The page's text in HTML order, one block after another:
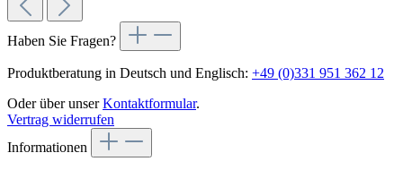
Haben Sie Fragen?
Produktberatung in Deutsch und Englisch: +49 (0)331 951 362 12
Oder über unserKontaktformular.
Vertrag widerrufen
Informationen